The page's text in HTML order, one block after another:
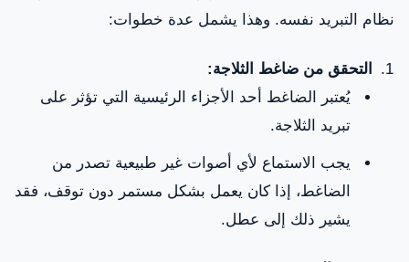
نظام التبريد نفسه. وهذا يشمل عدة خطوات:
التحقق من ضاغط الثلاجة:
يُعتبر الضاغط أحد الأجزاء الرئيسية التي تؤثر على
تبريد الثلاجة.
يجب الاستماع لأي أصوات غير طبيعية تصدر من
الضاغط، إذا كان يعمل بشكل مستمر دون توقف، فقد
يشير ذلك إلى عطل.